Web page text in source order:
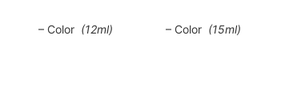
– Color (12ml) – Color (15ml)